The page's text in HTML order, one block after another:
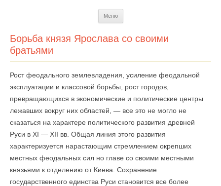
Меню
Борьба князя Ярослава со своими
братьями
Рост феодального землевладения, усиление феодальной
эксплуатации и классовой борьбы, рост городов,
превращающихся в экономические и политические центры
лежавших вокруг них областей, — все это не могло не
сказаться на характере политического развития древней
Руси в XI — XII вв. Общая линия этого развития
характеризуется нарастающим стремлением окрепших
местных феодальных сил но главе со своими местными
князьями к отделению от Киева. Сохранение
государственного единства Руси становится все более